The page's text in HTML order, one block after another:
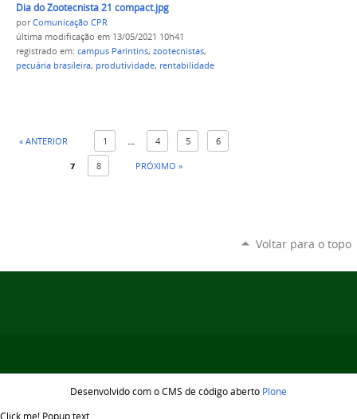
Dia do Zootecnista 21 compact.jpg
porComunicação CPR
última modificação em 13/05/2021 10h41
registrado em: campus Parintins, zootecnistas,
pecuária brasileira, produtividade, rentabilidade
« ANTERIOR 1 ... 4 5 6
7 8 PRÓXIMO »
Voltar para o topo
Desenvolvido com o CMS de código aberto Plone
Click me! Popup text...